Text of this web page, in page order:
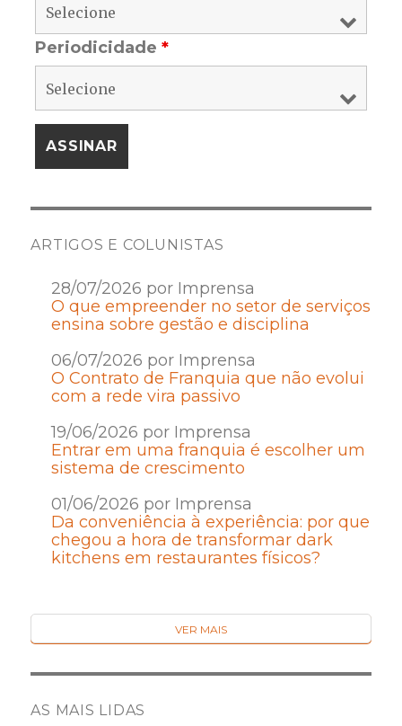
Periodicidade*
ARTIGOS E COLUNISTAS
28/07/2026 por Imprensa
O que empreender no setor de serviços
ensina sobre gestão e disciplina
06/07/2026 por Imprensa
O Contrato de Franquia que não evolui
com a rede vira passivo
19/06/2026 por Imprensa
Entrar em uma franquia é escolher um
sistema de crescimento
01/06/2026 por Imprensa
Da conveniência à experiência: por que
chegou a hora de transformar dark
kitchens em restaurantes físicos?
VER MAIS
AS MAIS LIDAS